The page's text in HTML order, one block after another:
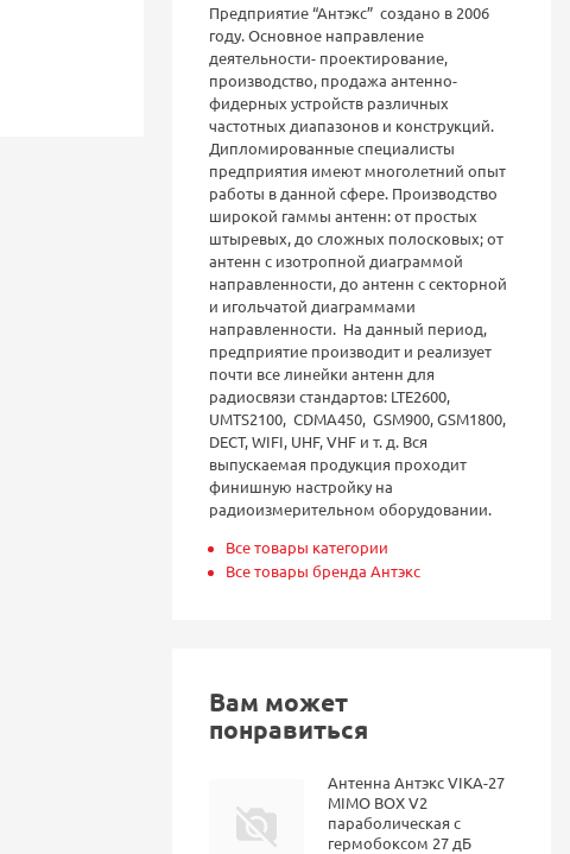
Предприятие “Антэкс” создано в 2006
году. Основное направление
деятельности- проектирование,
производство, продажа антенно-
фидерных устройств различных
частотных диапазонов и конструкций.
Дипломированные специалисты
предприятия имеют многолетний опыт
работы в данной сфере. Производство
широкой гаммы антенн: от простых
штыревых, до сложных полосковых; от
антенн с изотропной диаграммой
направленности, до антенн с секторной
и игольчатой диаграммами
направленности. На данный период,
предприятие производит и реализует
почти все линейки антенн для
радиосвязи стандартов: LTE2600,
UMTS2100, CDMA450, GSM900, GSM1800,
DECT, WIFI, UHF, VHF и т. д. Вся
выпускаемая продукция проходит
финишную настройку на
радиоизмерительном оборудовании.
Все товары категории
Все товары бренда Антэкс
Вам может
понравиться
Антенна Антэкс VIKA-27
MIMO BOX V2
параболическая с
гермобоксом 27 дБ